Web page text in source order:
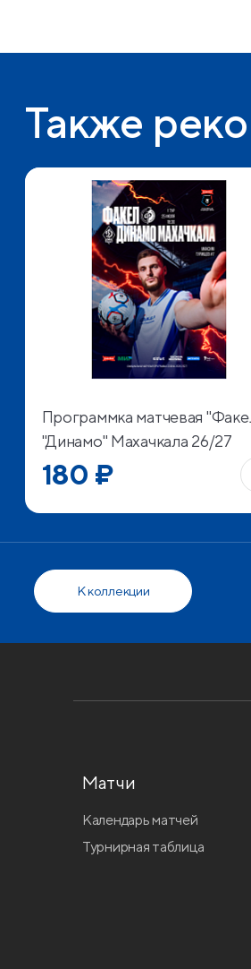
Также
Программка матчевая
"Динамо" Махачкала 26/27
180 ₽
К коллекции
Матчи
Календарь матчей
Турнирная таблица